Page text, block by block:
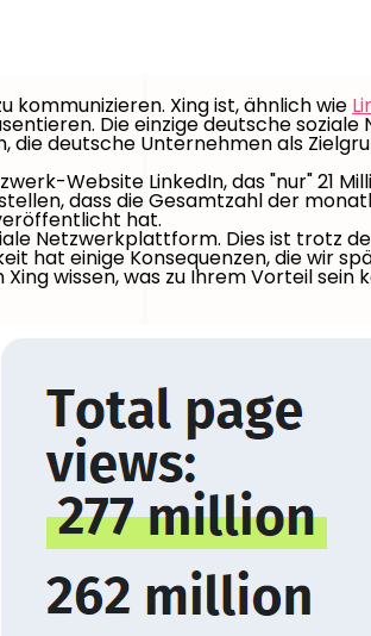
Xing ist, ähnlich wie
Die einzige deutsche
deutsche Unternehmen als
Website LinkedIn, das "nur" 21
dass die Gesamtzahl der
hat.
Netzwerkplattform. Dies ist trotz
hat einige Konsequenzen, die wir
wissen, was zu Ihrem Vorteil sein